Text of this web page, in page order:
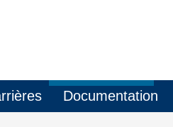
Documentation